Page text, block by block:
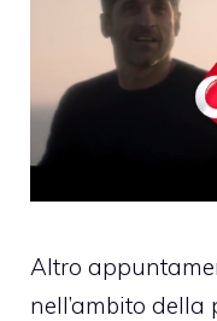
Altro
nell’ambito della